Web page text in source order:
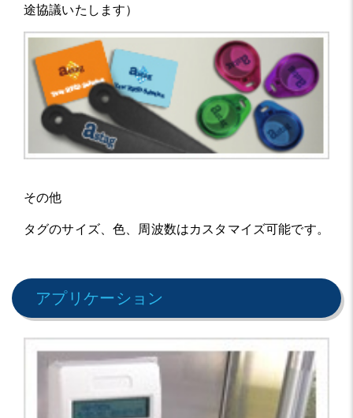
途協議いたします）
その他
タグのサイズ、色、周波数はカスタマイズ可能です。
アプリケーション